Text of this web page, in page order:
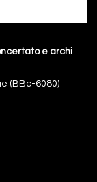
e archi
(BBc-6080)